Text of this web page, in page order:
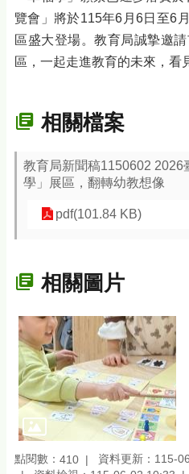
覽會」將於115年6月6日至6
區盛大登場。教育局誠摯邀
區，一起走進教育的未來，看
相關檔案
教育局新聞稿1150602 2026
學」展區，翻轉幼教想像
pdf(101.84 KB)
相關圖片
點閱數： 410
資料更新：115-